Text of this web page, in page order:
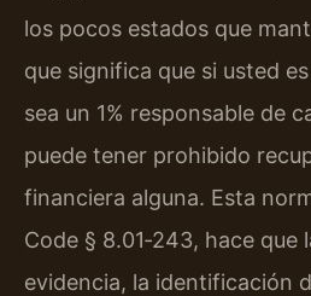
los pocos estados que
que significa que si usted
sea un 1% responsable de
puede tener prohibido
financiera alguna. Esta
Code § 8.01‑243, hace que
evidencia, la identificación